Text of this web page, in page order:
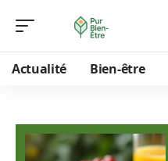
Actualité Bien-être